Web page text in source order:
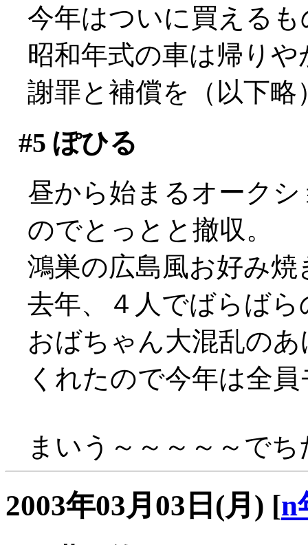
今年はついに買える
昭和年式の車は帰りや
謝罪と補償を（以下略
#5 ぽひる
昼から始まるオーク
のでとっとと撤収。
鴻巣の広島風お好み
去年、４人でばらば
おばちゃん大混乱の
くれたので今年は全
まいう～～～～～でち
2003年03月03日(月) [n